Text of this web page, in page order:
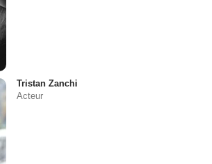
Tristan Zanchi
Acteur